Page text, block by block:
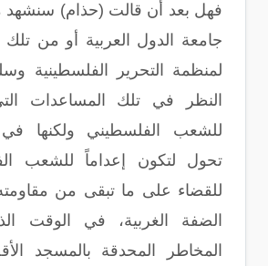
فهل بعد أن قالت (حذام) سنشهد
جامعة الدول العربية أو من تلك
لمنظمة التحرير الفلسطينية
النظر في تلك المساعدات
للشعب الفلسطيني ولكنها في
تحول لتكون إعداماً للشعب
للقضاء على ما تبقى من
الضفة الغربية، في الوقت
المخاطر المحدقة بالمسجد